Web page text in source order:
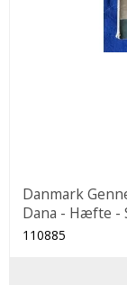
Danmark
Dana - Hæfte -
110885